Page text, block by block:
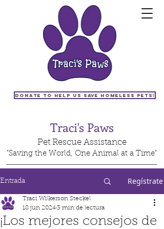
Pet Rescue Assistance
Traci's Paws
"Saving the World, One Animal at a Time"
Donate to help us save homeless pets!
Entrada Regístrate
¡Los mejores consejos de
Traci Wilkerson Steckel
18 jun 20243 min de lectura